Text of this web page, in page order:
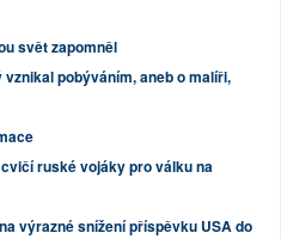
svět zapomněl
vznikal pobýváním, aneb o malíři,
ruské vojáky pro válku na
výrazné snížení příspěvku USA do